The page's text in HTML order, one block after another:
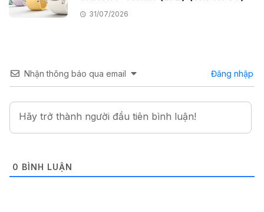
31/07/2026
Nhận thông báo qua email Đăng nhập
0 BÌNH LUẬN